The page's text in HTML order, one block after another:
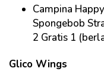
Campina
Spongebob
2 Gratis 1
Glico Wings